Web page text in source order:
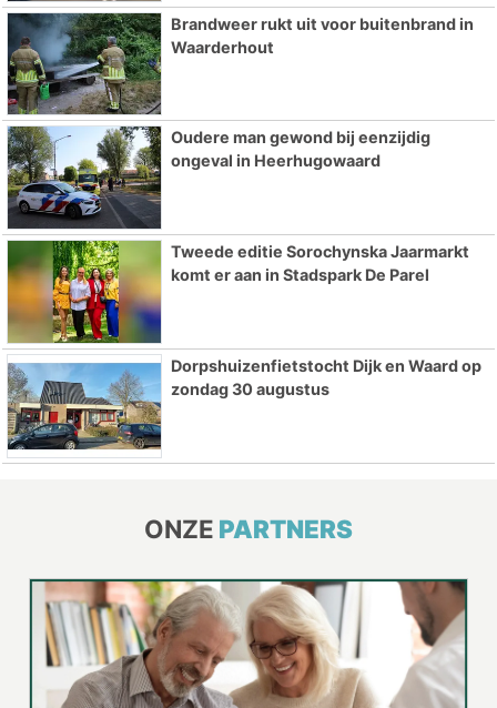
Brandweer rukt uit voor buitenbrand in
Waarderhout
Oudere man gewond bij eenzijdig
ongeval in Heerhugowaard
Tweede editie Sorochynska Jaarmarkt
komt er aan in Stadspark De Parel
Dorpshuizenfietstocht Dijk en Waard op
zondag 30 augustus
ONZE PARTNERS